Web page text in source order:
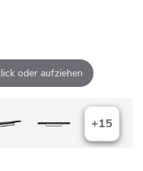
oder aufziehen
+15